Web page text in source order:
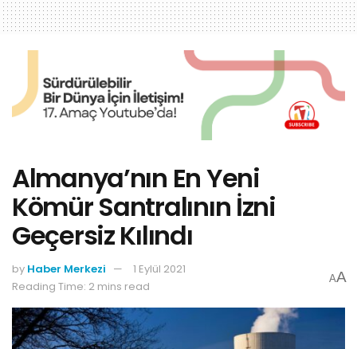
Almanya’nın En Yeni
Kömür Santralının İzni
Geçersiz Kılındı
by Haber Merkezi
1 Eylül 2021
Reading Time: 2 mins read
AA